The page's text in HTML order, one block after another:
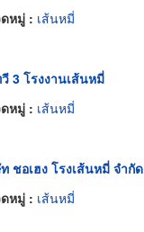
หมู่ : เส้นหมี่
3 โรงงานเส้นหมี่
หมู่ : เส้นหมี่
ชอเฮง โรงเส้นหมี่ จำกัด
หมู่ : เส้นหมี่